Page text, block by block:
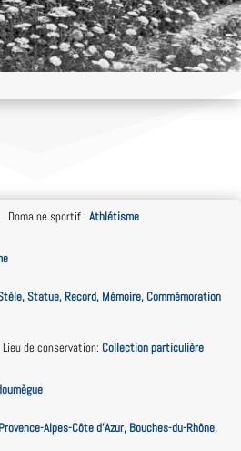
Domaine sportif : Athlétisme
Statue, Record, Mémoire, Commémoration
Lieu de conservation: Collection particulière
Alpes-Côte d’Azur, Bouches-du-Rhône,